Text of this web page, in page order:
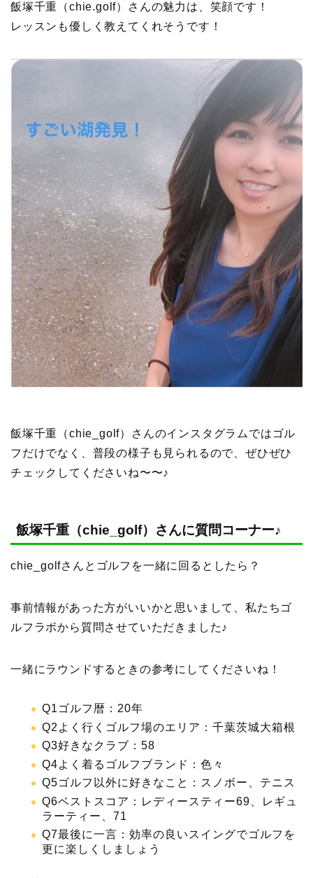
飯塚千重（chie.golf）さんの魅力は、笑顔です！
レッスンも優しく教えてくれそうです！
飯塚千重（chie_golf）さんのインスタグラムではゴル
フだけでなく、普段の様子も見られるので、ぜひぜひ
チェックしてくださいね〜〜♪
飯塚千重（chie_golf）さんに質問コーナー♪
chie_golfさんとゴルフを一緒に回るとしたら？
事前情報があった方がいいかと思いまして、私たちゴ
ルフラボから質問させていただきました♪
一緒にラウンドするときの参考にしてくださいね！
Q1ゴルフ暦：20年
Q2よく行くゴルフ場のエリア：千葉茨城大箱根
Q3好きなクラブ：58
Q4よく着るゴルフブランド：色々
Q5ゴルフ以外に好きなこと：スノボー、テニス
Q6ベストスコア：レディースティー69、レギュ
ラーティー、71
Q7最後に一言：効率の良いスイングでゴルフを
更に楽しくしましょう